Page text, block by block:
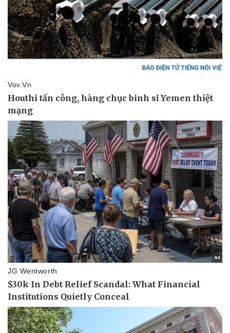
Pháp luật
Vụ án
Quân sự - Quốc phòng
Vũ khí
Việt Nam